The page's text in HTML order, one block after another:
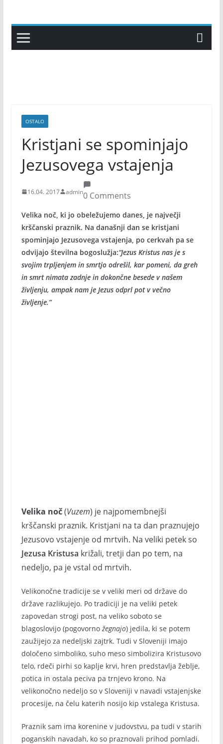
content
OSTALO
Kristjani se spominjajo
Jezusovega vstajenja
16.04. 2017 admin0 Comments
Velika noč, ki jo obeležujemo danes, je največji
krščanski praznik. Na današnji dan se kristjani
spominjajo Jezusovega vstajenja, po cerkvah pa se
odvijajo številna bogoslužja:“Jezus Kristus nas je s
svojim trpljenjem in smrtjo odrešil, kar pomeni, da greh
in smrt nimata zadnje in dokončne besede v našem
življenju, ampak nam je Jezus odprl pot v večno
življenje.”
Velika noč(Vuzem) je najpomembnejši
krščanski praznik. Kristjani na ta dan praznujejo
Jezusovo vstajenje od mrtvih. Na veliki petek so
Jezusa Kristusa križali, tretji dan po tem, na
nedeljo, pa je vstal od mrtvih.
Velikonočne tradicije se v veliki meri od države do
države razlikujejo. Po tradiciji je na veliki petek
zapovedan strogi post, na veliko soboto se
blagoslovijo (pogovorno žegnajo) jedila, ki se potem
zaužijejo za nedeljski zajtrk. Tudi v Sloveniji imajo
določeno simboliko, suho meso simbolizira Kristusovo
telo, rdeči pirhi so kaplje krvi, hren predstavlja žeblje,
potica in ostala peciva pa trnjevo krono. Na
velikonočno nedeljo so v Sloveniji v navadi vstajenjske
procesije, na čelu katerih nosijo kip vstalega Kristusa.
Praznik sam ima korenine v judovstvu, pa tudi v starih
poganskih navadah, ko so praznovali prihod pomladi.